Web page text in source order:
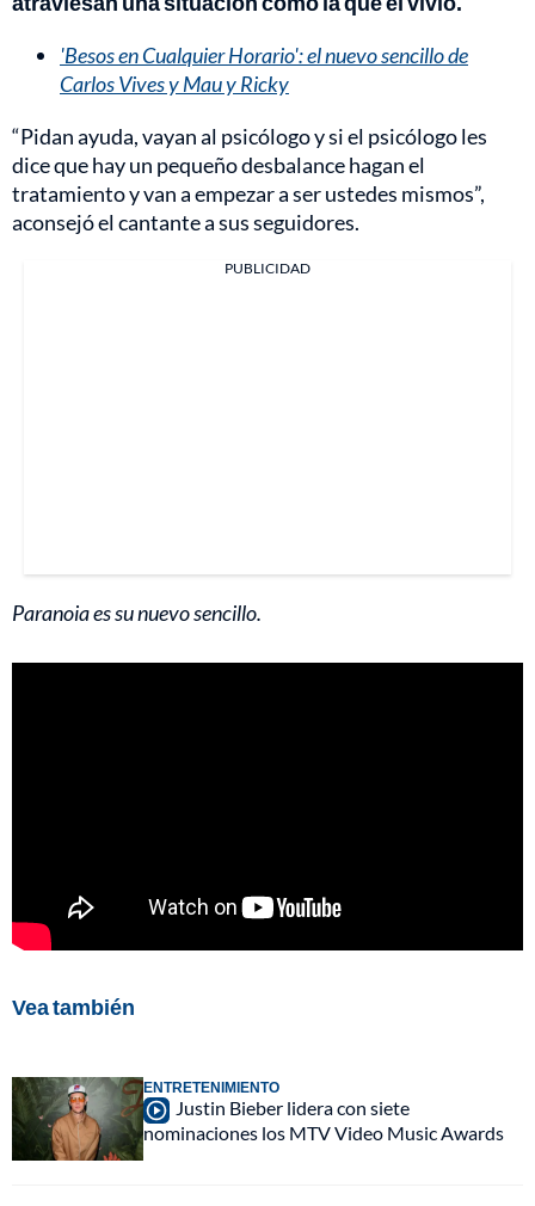
'Besos en Cualquier Horario': el nuevo sencillo de
Carlos Vives y Mau y Ricky
“Pidan ayuda, vayan al psicólogo y si el psicólogo les
dice que hay un pequeño desbalance hagan el
tratamiento y van a empezar a ser ustedes mismos”,
aconsejó el cantante a sus seguidores.
PUBLICIDAD
Paranoia es su nuevo sencillo.
Vea también
ENTRETENIMIENTO
Justin Bieber lidera con siete
nominaciones los MTV Video Music Awards